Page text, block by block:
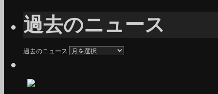
過去のニュース
過去のニュース